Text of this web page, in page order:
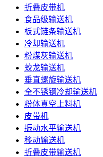
折叠皮带机
食品级输送机
板式链条输送机
冷却输送机
粉煤灰输送机
蛟龙输送机
垂直螺旋输送机
全不锈钢冷却输送机
粉体真空上料机
皮带机
振动水平输送机
移动输送机
折叠皮带输送机